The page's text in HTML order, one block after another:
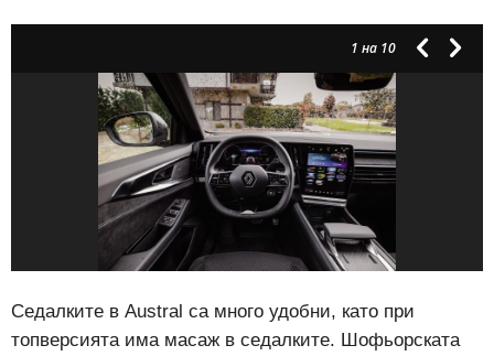
1 на 10
Седалките в Austral са много удобни, като при
топверсията има масаж в седалките. Шофьорската